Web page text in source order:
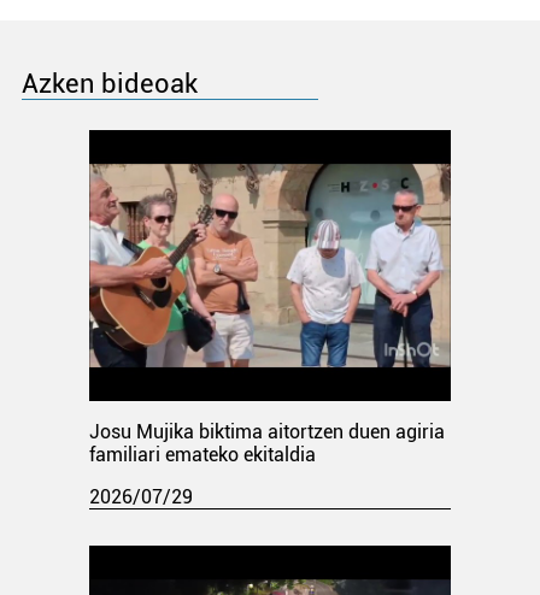
Azken bideoak
Josu Mujika biktima aitortzen duen agiria
familiari emateko ekitaldia
2026/07/29